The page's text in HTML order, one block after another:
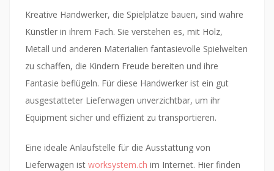
Kreative Handwerker, die Spielplätze bauen, sind wahre
Künstler in ihrem Fach. Sie verstehen es, mit Holz,
Metall und anderen Materialien fantasievolle Spielwelten
zu schaffen, die Kindern Freude bereiten und ihre
Fantasie beflügeln. Für diese Handwerker ist ein gut
ausgestatteter Lieferwagen unverzichtbar, um ihr
Equipment sicher und effizient zu transportieren.
Eine ideale Anlaufstelle für die Ausstattung von
Lieferwagen ist worksystem.ch im Internet. Hier finden